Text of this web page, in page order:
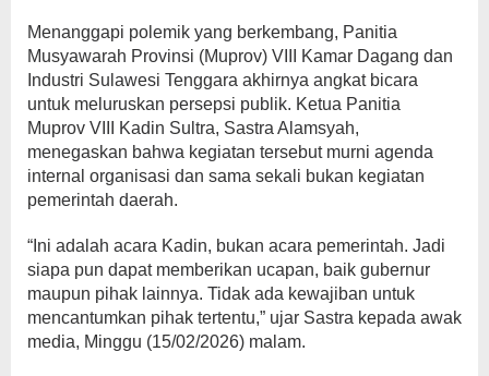
Menanggapi polemik yang berkembang, Panitia
Musyawarah Provinsi (Muprov) VIII Kamar Dagang dan
Industri Sulawesi Tenggara akhirnya angkat bicara
untuk meluruskan persepsi publik. Ketua Panitia
Muprov VIII Kadin Sultra, Sastra Alamsyah,
menegaskan bahwa kegiatan tersebut murni agenda
internal organisasi dan sama sekali bukan kegiatan
pemerintah daerah.
“Ini adalah acara Kadin, bukan acara pemerintah. Jadi
siapa pun dapat memberikan ucapan, baik gubernur
maupun pihak lainnya. Tidak ada kewajiban untuk
mencantumkan pihak tertentu,” ujar Sastra kepada awak
media, Minggu (15/02/2026) malam.